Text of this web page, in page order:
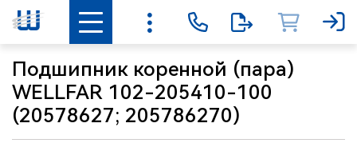
Подшипник коренной (пара)
WELLFAR 102-205410-100
(20578627; 205786270)